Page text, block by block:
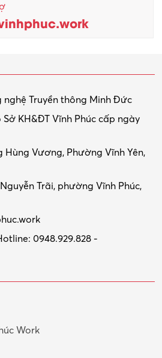
nghệ Truyền thông Minh Đức
Sở KH&ĐT Vĩnh Phúc cấp ngày
Vương, Phường Vĩnh Yên,
Trãi, phường Vĩnh Phúc,
0948.929.828 -
Work